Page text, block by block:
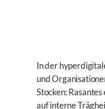
In der
und
Stocken:
auf interne